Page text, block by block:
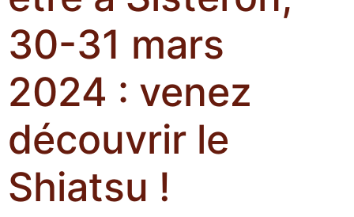
30-31 mars
2024 : venez
découvrir le
Shiatsu !